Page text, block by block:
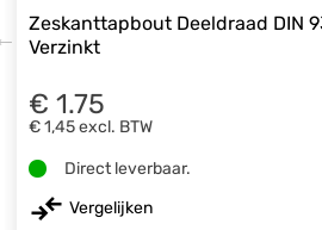
Zeskanttapbout Deeldraad DIN
Verzinkt
€ 1.75
€ 1,45excl. BTW
Direct leverbaar.
Vergelijken